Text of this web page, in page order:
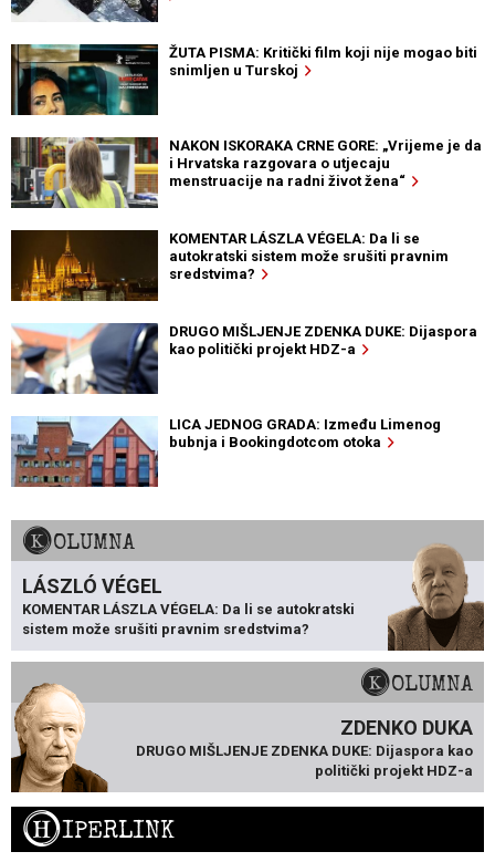
ŽUTA PISMA: Kritički film koji nije mogao biti
snimljen u Turskoj
NAKON ISKORAKA CRNE GORE: „Vrijeme je da
i Hrvatska razgovara o utjecaju
menstruacije na radni život žena“
KOMENTAR LÁSZLA VÉGELA: Da li se
autokratski sistem može srušiti pravnim
sredstvima?
DRUGO MIŠLJENJE ZDENKA DUKE: Dijaspora
kao politički projekt HDZ-a
LICA JEDNOG GRADA: Između Limenog
bubnja i Bookingdotcom otoka
KOLUMNA
LÁSZLÓ VÉGEL
KOMENTAR LÁSZLA VÉGELA: Da li se autokratski
sistem može srušiti pravnim sredstvima?
KOLUMNA
ZDENKO DUKA
DRUGO MIŠLJENJE ZDENKA DUKE: Dijaspora kao
politički projekt HDZ-a
HIPERLINK